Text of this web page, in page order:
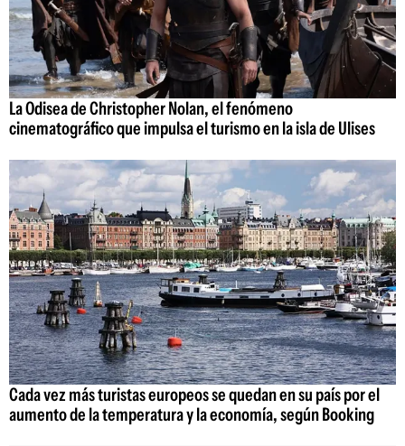
La Odisea de Christopher Nolan, el fenómeno
cinematográfico que impulsa el turismo en la isla de Ulises
Cada vez más turistas europeos se quedan en su país por el
aumento de la temperatura y la economía, según Booking